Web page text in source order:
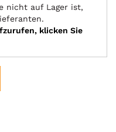
nicht auf Lager ist,
klicken Sie